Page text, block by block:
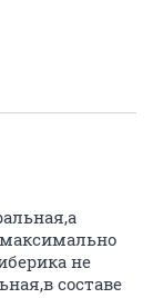
максимально
не
составе